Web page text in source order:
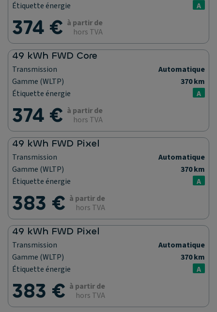
Étiquette énergie
A
374 € à partir de
hors TVA
49 kWh FWD Core
Transmission
Automatique
Gamme (WLTP)
370 km
Étiquette énergie
A
374 € à partir de
hors TVA
49 kWh FWD Pixel
Transmission
Automatique
Gamme (WLTP)
370 km
Étiquette énergie
A
383 € à partir de
hors TVA
49 kWh FWD Pixel
Transmission
Automatique
Gamme (WLTP)
370 km
Étiquette énergie
A
383 € à partir de
hors TVA